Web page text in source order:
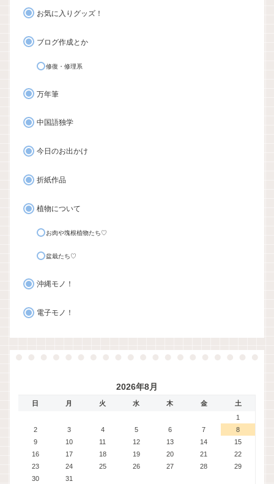
お気に入りグッズ！
ブログ作成とか
修復・修理系
万年筆
中国語独学
今日のお出かけ
折紙作品
植物について
お肉や塊根植物たち♡
盆栽たち♡
沖縄モノ！
電子モノ！
2026年8月
日 月 火 水 木 金
土
1
2
3 4 5 6 7
8
9
10 11 12 13 14
15
16
17 18 19 20 21
22
23
24 25 26 27 28
29
30
31